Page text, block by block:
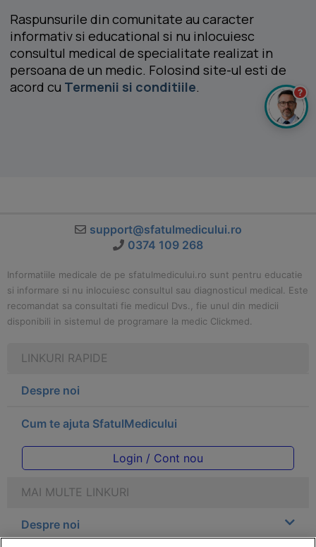
Raspunsurile din comunitate au caracter
informativ si educational si nu inlocuiesc
consultul medical de specialitate realizat in
persoana de un medic. Folosind site-ul esti de
acord cu Termenii si conditiile.
support@sfatulmedicului.ro
0374 109 268
Informatiile medicale de pe sfatulmedicului.ro sunt pentru educatie
si informare si nu inlocuiesc consultul sau diagnosticul medical. Este
recomandat sa consultati fie medicul Dvs., fie unul din medicii
disponibili in sistemul de programare la medic Clickmed.
LINKURI RAPIDE
Despre noi
Cum te ajuta SfatulMedicului
Login / Cont nou
MAI MULTE LINKURI
Despre noi
?